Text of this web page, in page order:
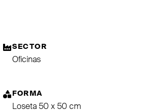
SECTOR
Oficinas
FORMA
Loseta 50 x 50 cm